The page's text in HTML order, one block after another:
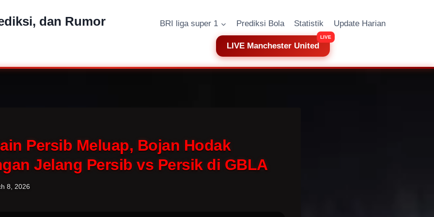
dan Rumor
BRI liga super 1 Prediksi Bola Statistik Update Harian
LIVE Manchester United
Persib Meluap, Bojan Hodak
Jelang Persib vs Persik di GBLA
8, 2026